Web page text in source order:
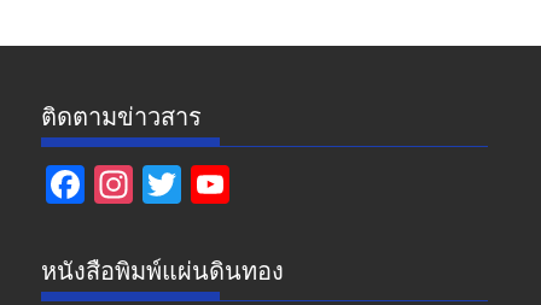
ติดตามข่าวสาร
F
e
In
a
T
ittu
หนังสือพิมพ์แผ่นดินทอง